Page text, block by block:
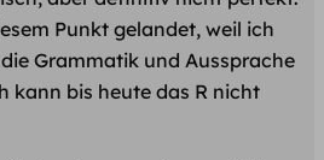
Punkt gelandet, weil ich
Grammatik und Aussprache
kann bis heute das R nicht